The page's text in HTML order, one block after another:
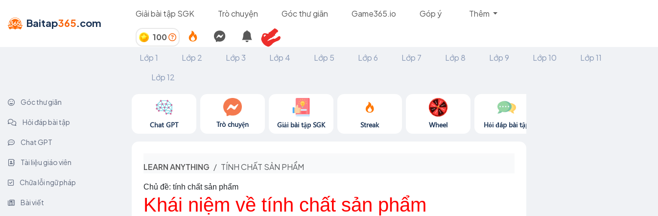
Baitap365.com
Giải bài tập SGK Trò chuyện Góc thư giãn Game365.io Góp ý Thêm
100
Lớp 1
Lớp 2 Lớp 3 Lớp 4 Lớp 5 Lớp 6 Lớp 7 Lớp 8 Lớp 9 Lớp 10
Lớp 11
Lớp 12
Góc thư giãn
Hỏi đáp bài tập
Chat GPT
Tài liệu giáo viên
Chữa lỗi ngữ pháp
Bài viết
Chat GPT Trò chuyện Giải bài tập SGK Streak Wheel Hỏi đáp bài tập
LEARN ANYTHING TÍNH CHẤT SẢN PHẨM
Chủ đề: tính chất sản phẩm
Khái niệm về tính chất sản phẩm